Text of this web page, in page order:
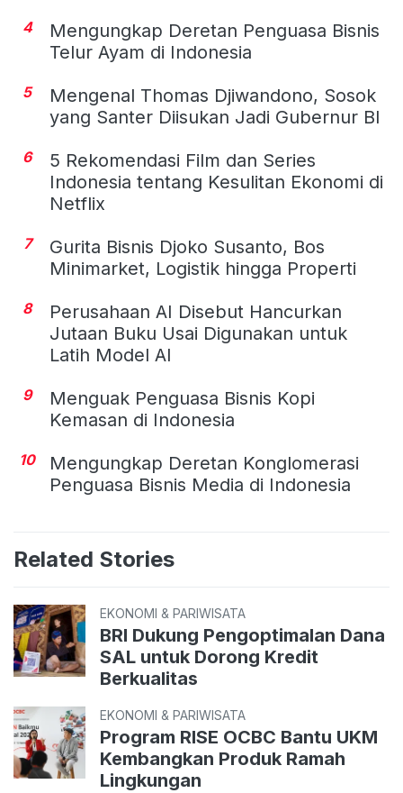
4
Mengungkap Deretan Penguasa Bisnis
Telur Ayam di Indonesia
5
Mengenal Thomas Djiwandono, Sosok
yang Santer Diisukan Jadi Gubernur BI
6
5 Rekomendasi Film dan Series
Indonesia tentang Kesulitan Ekonomi di
Netflix
7
Gurita Bisnis Djoko Susanto, Bos
Minimarket, Logistik hingga Properti
8
Perusahaan AI Disebut Hancurkan
Jutaan Buku Usai Digunakan untuk
Latih Model AI
9
Menguak Penguasa Bisnis Kopi
Kemasan di Indonesia
10
Mengungkap Deretan Konglomerasi
Penguasa Bisnis Media di Indonesia
Related Stories
EKONOMI & PARIWISATA
BRI Dukung Pengoptimalan Dana
SAL untuk Dorong Kredit
Berkualitas
EKONOMI & PARIWISATA
Program RISE OCBC Bantu UKM
Kembangkan Produk Ramah
Lingkungan